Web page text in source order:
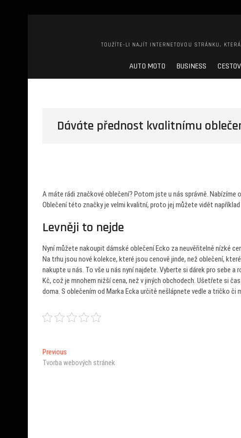
TOUŽÍTE-LI NAJÍT INTERNETOVOU STRÁNKU,
AUTO MOTO BUSINESS
Dáváte přednost kvalitnímu
A máte rádi značkové oblečení? Potom jste u nás správně.
Oblečení této značky je velmi kvalitní, proto jej můžete vidět
Levněji to nejde
Nyní můžete nakoupit dámské oblečeníEcko za neuvěřitelně nízké
Na trhu jsou nové kolekce, které jsou cenově jinde, než oblečení,
nakupte u nás. To vše u nás nyní najdete. Vyberte si dárek pro sebe
Kč, což je mnohem nižší cena, než v jiných obchodech. Ušetřete si
doma. S oblečením od Marka Ecka určitě nešlápnete vedle a tričko či
Navigace
pro
Previous
post:
Tvorba webových stránek